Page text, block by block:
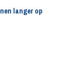
langer op